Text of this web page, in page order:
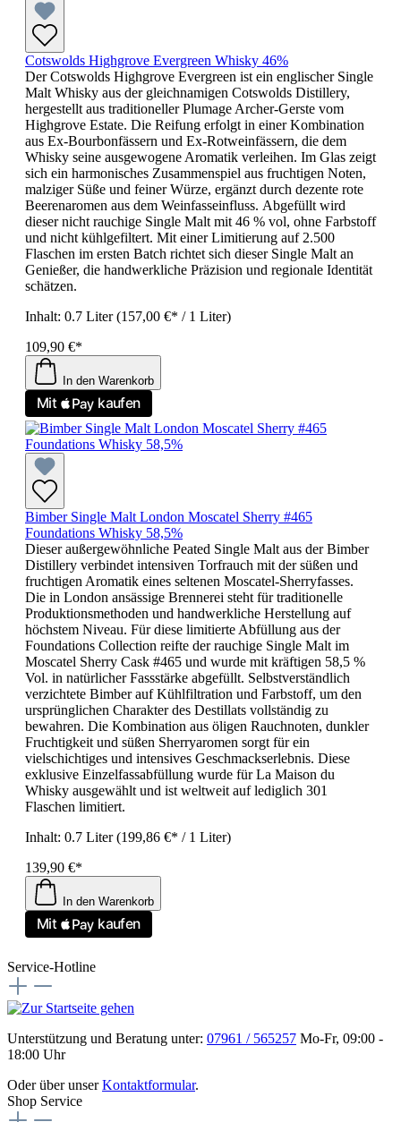
Cotswolds Highgrove Evergreen Whisky 46%
Der Cotswolds Highgrove Evergreen ist ein englischer Single
Malt Whisky aus der gleichnamigen Cotswolds Distillery,
hergestellt aus traditioneller Plumage Archer-Gerste vom
Highgrove Estate. Die Reifung erfolgt in einer Kombination
aus Ex-Bourbonfässern und Ex-Rotweinfässern, die dem
Whisky seine ausgewogene Aromatik verleihen. Im Glas zeigt
sich ein harmonisches Zusammenspiel aus fruchtigen Noten,
malziger Süße und feiner Würze, ergänzt durch dezente rote
Beerenaromen aus dem Weinfasseinfluss. Abgefüllt wird
dieser nicht rauchige Single Malt mit 46 % vol, ohne Farbstoff
und nicht kühlgefiltert. Mit einer Limitierung auf 2.500
Flaschen im ersten Batch richtet sich dieser Single Malt an
Genießer, die handwerkliche Präzision und regionale Identität
schätzen.
Inhalt: 0.7 Liter(157,00 €* / 1 Liter)
109,90 €*
In den Warenkorb
Bimber Single Malt London Moscatel Sherry #465
Foundations Whisky 58,5%
Dieser außergewöhnliche Peated Single Malt aus der Bimber
Distillery verbindet intensiven Torfrauch mit der süßen und
fruchtigen Aromatik eines seltenen Moscatel-Sherryfasses.
Die in London ansässige Brennerei steht für traditionelle
Produktionsmethoden und handwerkliche Herstellung auf
höchstem Niveau. Für diese limitierte Abfüllung aus der
Foundations Collection reifte der rauchige Single Malt im
Moscatel Sherry Cask #465 und wurde mit kräftigen 58,5 %
Vol. in natürlicher Fassstärke abgefüllt. Selbstverständlich
verzichtete Bimber auf Kühlfiltration und Farbstoff, um den
ursprünglichen Charakter des Destillats vollständig zu
bewahren. Die Kombination aus öligen Rauchnoten, dunkler
Fruchtigkeit und süßen Sherryaromen sorgt für ein
vielschichtiges und intensives Geschmackserlebnis. Diese
exklusive Einzelfassabfüllung wurde für La Maison du
Whisky ausgewählt und ist weltweit auf lediglich 301
Flaschen limitiert.
Inhalt: 0.7 Liter(199,86 €* / 1 Liter)
139,90 €*
In den Warenkorb
Service-Hotline
Unterstützung und Beratung unter: 07961 / 565257 Mo-Fr, 09:00 -
18:00 Uhr
Oder über unserKontaktformular.
Shop Service